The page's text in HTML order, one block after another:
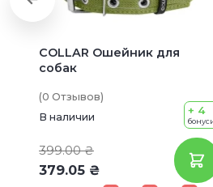
COLLAR Ошейник для
собак
(0 Отзывов)
В наличии
399.00 ₴
379.05 ₴
+ 4